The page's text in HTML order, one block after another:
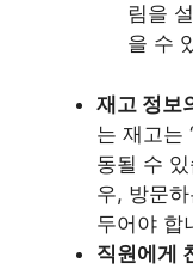
림을
을 수
재고 정보
는 재고는
동될 수
우, 방문
두어야 합
직원에게